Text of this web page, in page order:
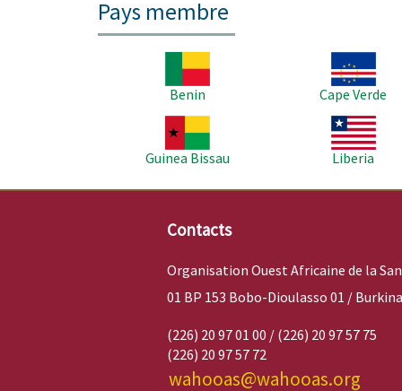
Pays membre
Benin
Cape Verde
Guinea Bissau
Liberia
Contacts
Organisation Ouest Africaine de la
01 BP 153 Bobo-Dioulasso 01 /
(226) 20 97 01 00 / (226) 20 97 57 75
(226) 20 97 57 72
wahooas@wahooas.org